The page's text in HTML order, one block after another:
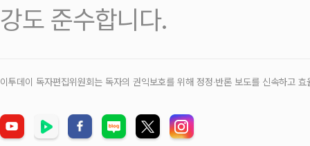
강도 준수합니다.
이투데이 독자편집위원회는 독자의 권익보호를 위해 정정‧반론 보도를 신속하고